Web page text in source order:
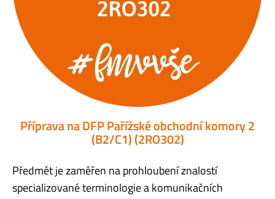
Příprava na DFP Pařížské obchodní komory 2
(B2/C1) (2RO302)
Předmět je zaměřen na prohloubení znalostí
specializované terminologie a komunikačních